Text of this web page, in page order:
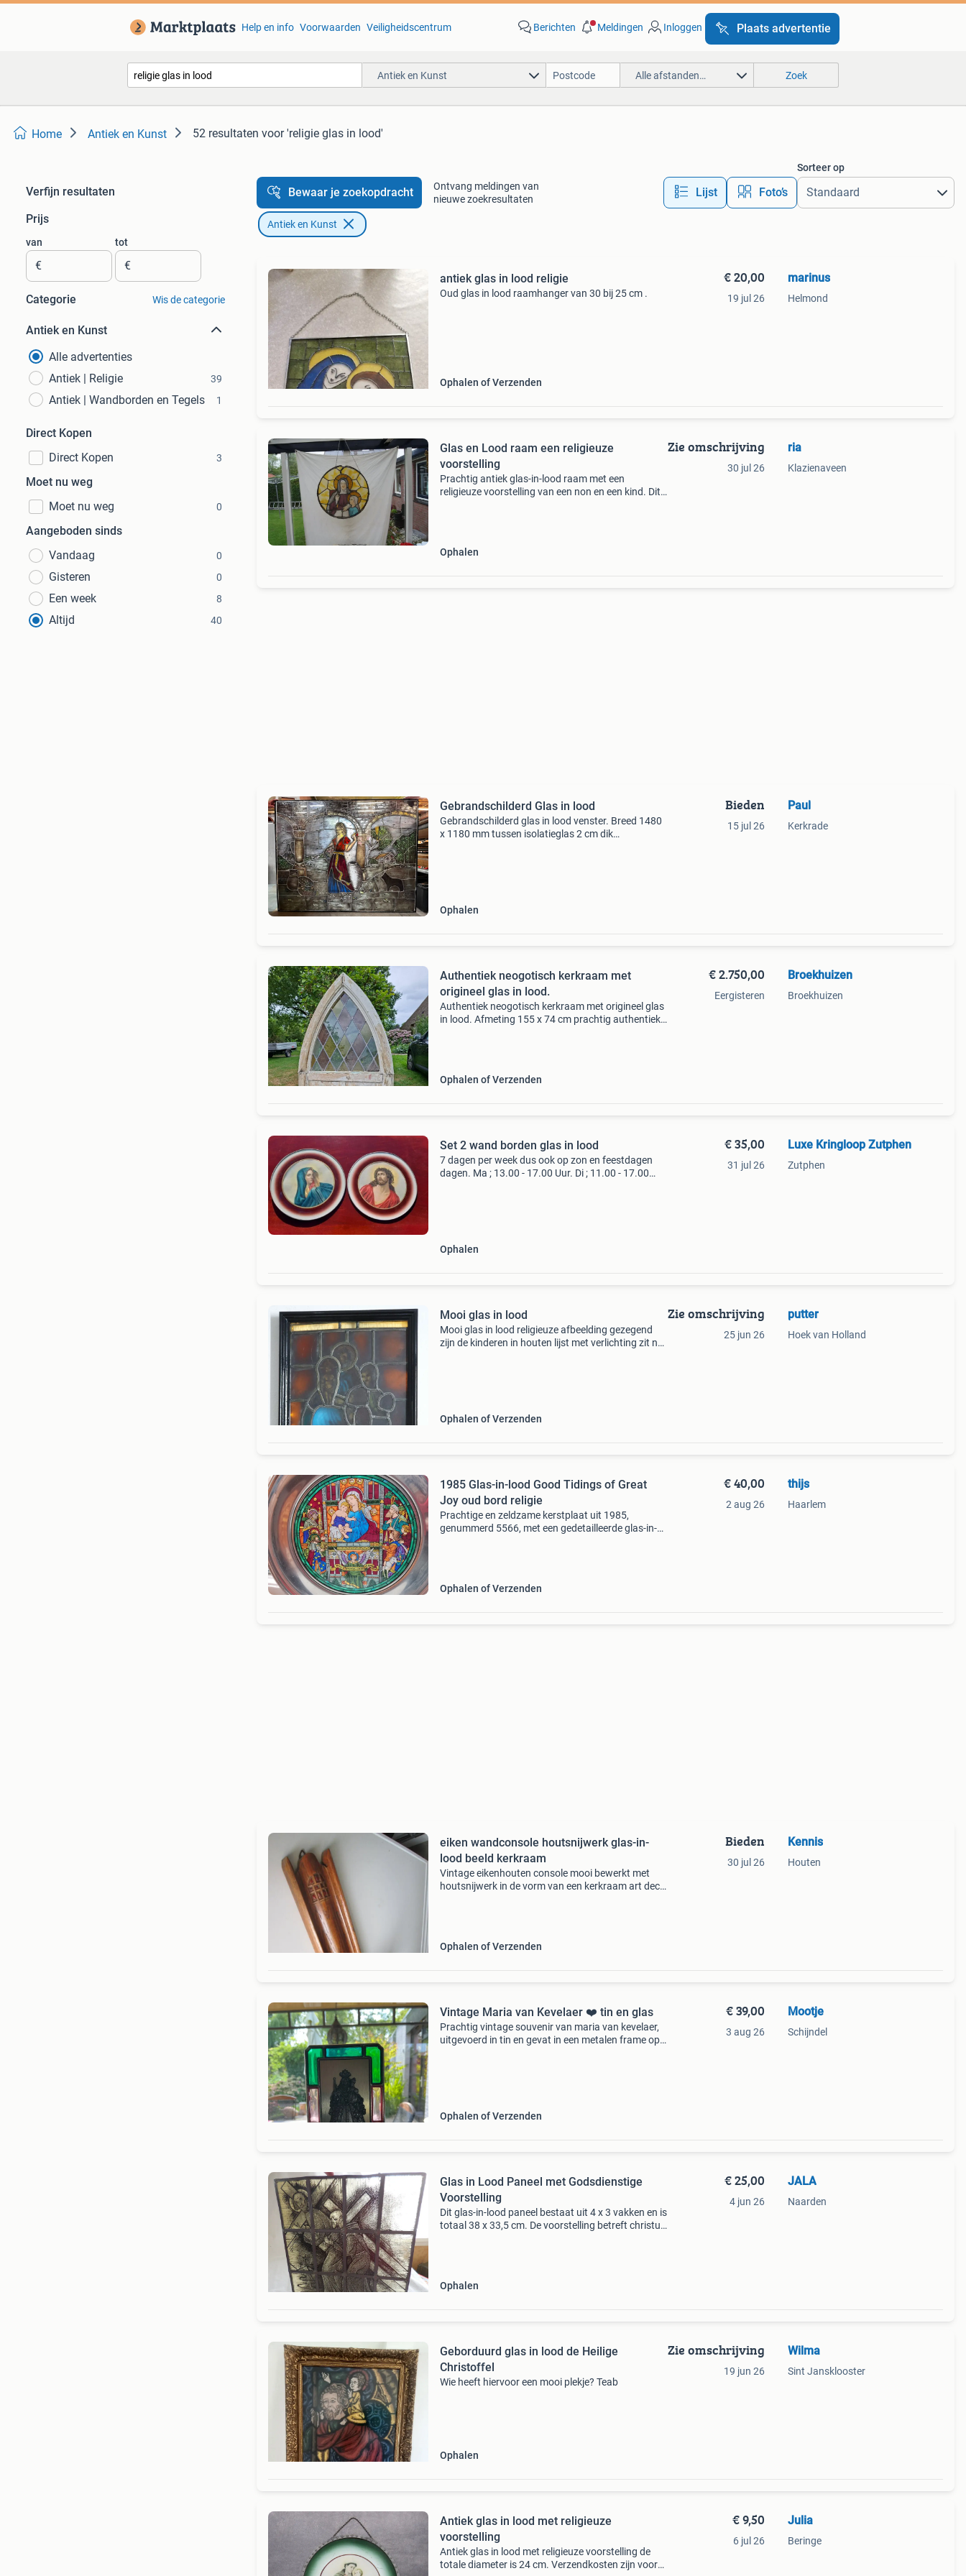
Help en info Voorwaarden Veiligheidscentrum Berichten Meldingen Inloggen Plaats advertentie
Antiek en Kunst Alle afstanden… Zoek
Home Antiek en Kunst 52 resultaten voor 'religie glas in lood'
Verfijn resultaten
Prijs
van
€
tot
€
Categorie Wis de categorie
Antiek en Kunst
Alle advertenties
Antiek | Religie
39
Antiek | Wandborden en Tegels 1
Direct Kopen
Direct Kopen
3
Moet nu weg
Moet nu weg
0
Aangeboden sinds
Vandaag
0
Gisteren 0
Een week 8
Altijd 40
Bewaar je zoekopdracht
Ontvang meldingen van
nieuwe zoekresultaten
Lijst Foto’s
Sorteer op
Antiek en Kunst
antiek glas in lood religie
Oud glas in lood raamhanger van 30 bij 25 cm .
Ophalen of Verzenden
€ 20,00
19 jul 26
marinus
Helmond
Glas en Lood raam een religieuze
voorstelling
Prachtig antiek glas-in-lood raam met een
religieuze voorstelling van een non en een kind. Dit
Ophalen
Zie omschrijving
30 jul 26
ria
Klazienaveen
Gebrandschilderd Glas in lood
Gebrandschilderd glas in lood venster. Breed 1480
x 1180 mm tussen isolatieglas 2 cm dik
Ophalen
Bieden
15 jul 26
Paul
Kerkrade
Authentiek neogotisch kerkraam met
origineel glas in lood.
Authentiek neogotisch kerkraam met origineel glas
in lood. Afmeting 155 x 74 cm prachtig authentiek
Ophalen of Verzenden
€ 2.750,00
Eergisteren
Broekhuizen
Broekhuizen
Set 2 wand borden glas in lood
7 dagen per week dus ook op zon en feestdagen
dagen. Ma ; 13.00 - 17.00 Uur. Di ; 11.00 - 17.00
Ophalen
€ 35,00
31 jul 26
Luxe Kringloop Zutphen
Zutphen
Mooi glas in lood
Mooi glas in lood religieuze afbeelding gezegend
zijn de kinderen in houten lijst met verlichting zit nu
Ophalen of Verzenden
Zie omschrijving
25 jun 26
putter
Hoek van Holland
1985 Glas-in-lood Good Tidings of Great
Joy oud bord religie
Prachtige en zeldzame kerstplaat uit 1985,
genummerd 5566, met een gedetailleerde glas-in-
Ophalen of Verzenden
€ 40,00
2 aug 26
thijs
Haarlem
eiken wandconsole houtsnijwerk glas-in-
lood beeld kerkraam
Vintage eikenhouten console mooi bewerkt met
houtsnijwerk in de vorm van een kerkraam art deco
Ophalen of Verzenden
Bieden
30 jul 26
Kennis
Houten
Vintage Maria van Kevelaer ❤️ tin en glas
Prachtig vintage souvenir van maria van kevelaer,
uitgevoerd in tin en gevat in een metalen frame op
Ophalen of Verzenden
€ 39,00
3 aug 26
Mootje
Schijndel
Glas in Lood Paneel met Godsdienstige
Voorstelling
Dit glas-in-lood paneel bestaat uit 4 x 3 vakken en is
totaal 38 x 33,5 cm. De voorstelling betreft christus
Ophalen
€ 25,00
4 jun 26
JALA
Naarden
Geborduurd glas in lood de Heilige
Christoffel
Wie heeft hiervoor een mooi plekje? Teab
Ophalen
Zie omschrijving
19 jun 26
Wilma
Sint Jansklooster
Antiek glas in lood met religieuze
voorstelling
Antiek glas in lood met religieuze voorstelling de
totale diameter is 24 cm. Verzendkosten zijn voor
€ 9,50
6 jul 26
Julia
Beringe